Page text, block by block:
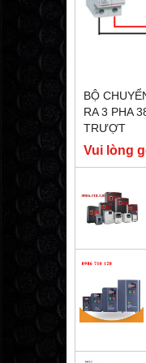
BỘ
RA 3 PHA
TRƯỢT
Vui lòng